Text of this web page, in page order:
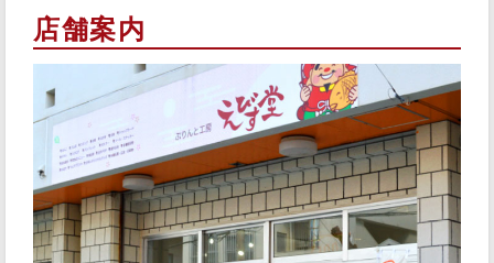
店舗案内